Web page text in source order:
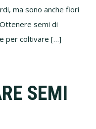
ma sono anche fiori
semi di
per coltivare […]
SEMI